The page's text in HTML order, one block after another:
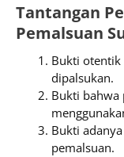
Tantangan
Pemalsuan
Bukti otentik
dipalsukan.
Bukti
Bukti
pemalsuan.